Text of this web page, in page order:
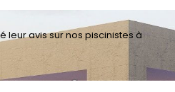
leuravis sur nos piscinistes à